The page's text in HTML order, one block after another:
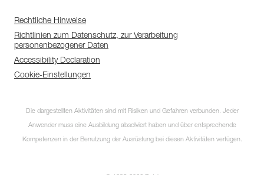
Rechtliche Hinweise
Richtlinien zum Datenschutz, zur Verarbeitung
personenbezogener Daten
Accessibility Declaration
Cookie-Einstellungen
Die dargestellten Aktivitäten sind mit Risiken und Gefahren verbunden. Jeder
Anwender muss eine Ausbildung absolviert haben und über entsprechende
Kompetenzen in der Benutzung der Ausrüstung bei diesen Aktivitäten verfügen.